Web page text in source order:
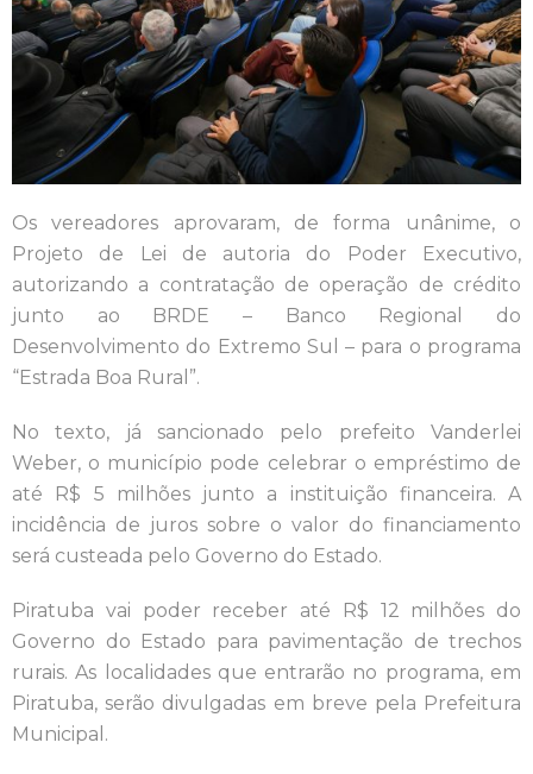
Os vereadores aprovaram, de forma unânime, o
Projeto de Lei de autoria do Poder Executivo,
autorizando a contratação de operação de crédito
junto ao BRDE – Banco Regional do
Desenvolvimento do Extremo Sul – para o programa
“Estrada Boa Rural”.
No texto, já sancionado pelo prefeito Vanderlei
Weber, o município pode celebrar o empréstimo de
até R$ 5 milhões junto a instituição financeira. A
incidência de juros sobre o valor do financiamento
será custeada pelo Governo do Estado.
Piratuba vai poder receber até R$ 12 milhões do
Governo do Estado para pavimentação de trechos
rurais. As localidades que entrarão no programa, em
Piratuba, serão divulgadas em breve pela Prefeitura
Municipal.